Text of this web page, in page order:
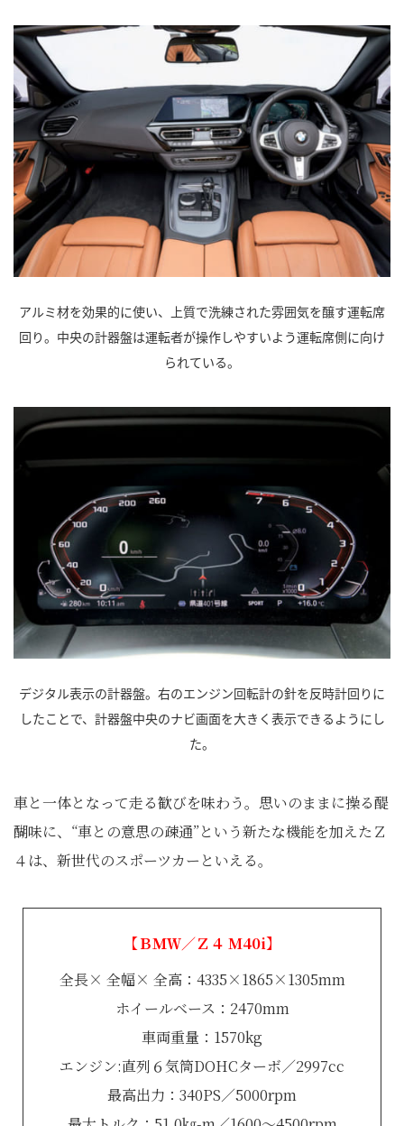
アルミ材を効果的に使い、上質で洗練された雰囲気を醸す運転席
回り。中央の計器盤は運転者が操作しやすいよう運転席側に向け
られている。
デジタル表示の計器盤。右のエンジン回転計の針を反時計回りに
したことで、計器盤中央のナビ画面を大きく表示できるようにし
た。
車と一体となって走る歓びを味わう。思いのままに操る醍
醐味に、“車との意思の疎通”という新たな機能を加えたＺ
４は、新世代のスポーツカーといえる。
【ＢＭＷ／Ｚ４ M40i】
全長× 全幅× 全高：4335×1865×1305mm
ホイールベース：2470mm
車両重量：1570kg
エンジン:直列６気筒DOHCターボ／2997cc
最高出力：340PS／5000rpm